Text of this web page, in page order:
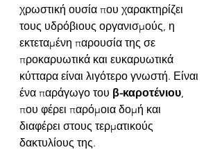
χρωστική ουσία που χαρακτηρίζει
τους υδρόβιους οργανισμούς, η
εκτεταμένη παρουσία της σε
προκαρυωτικά και ευκαρυωτικά
κύτταρα είναι λιγότερο γνωστή. Είναι
ένα παράγωγο του β-καροτένιου
που φέρει παρόμοια δομή και
διαφέρει στους τερματικούς
δακτυλίους της.